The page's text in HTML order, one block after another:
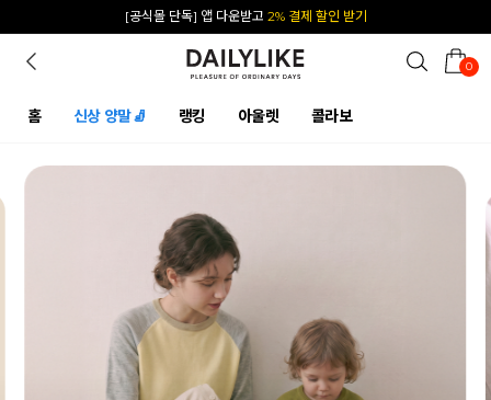
카카오 플친 추가하면1천원 즉시 할인 쿠폰
0
홈 신상 양말🧦 랭킹 아울렛 콜라보